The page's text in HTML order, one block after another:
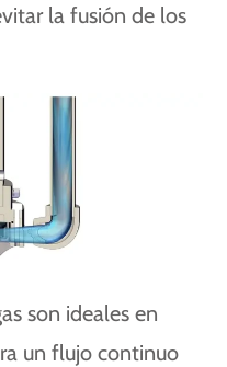
la fusión de los
son ideales en
un flujo continuo